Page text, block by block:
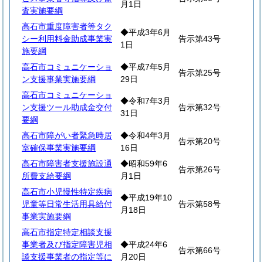
査実施要綱
月1日
高石市重度障害者等タク
シー利用料金助成事業実
施要綱
◆平成3年6月
1日
告示第43号
高石市コミュニケーショ
ン支援事業実施要綱
◆平成7年5月
29日
告示第25号
高石市コミュニケーショ
ン支援ツール助成金交付
要綱
◆令和7年3月
31日
告示第32号
高石市障がい者緊急時居
室確保事業実施要綱
◆令和4年3月
16日
告示第20号
高石市障害者支援施設通
所費支給要綱
◆昭和59年6
月1日
告示第26号
高石市小児慢性特定疾病
児童等日常生活用具給付
事業実施要綱
◆平成19年10
月18日
告示第58号
高石市指定特定相談支援
事業者及び指定障害児相
談支援事業者の指定等に
◆平成24年6
月20日
告示第66号